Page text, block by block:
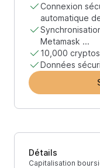
Connexion
automatique
Metamask ...
10,000
Données
Détails
Capitalisation